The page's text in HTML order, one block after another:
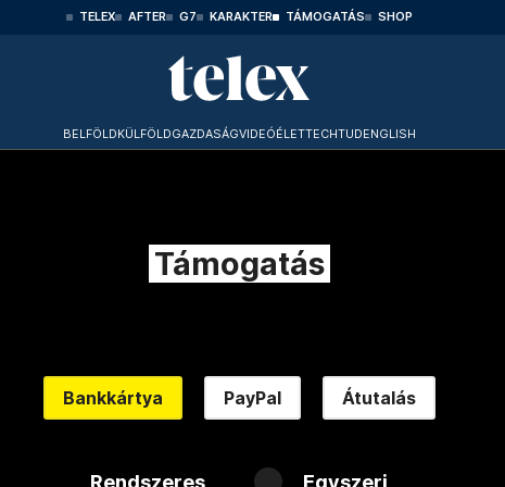
TELEX AFTER G7 KARAKTER TÁMOGATÁS SHOP
BELFÖLDKÜLFÖLDGAZDASÁGVIDEÓÉLETTECHTUDENGLISH
Támogatás
Bankkártya PayPal Átutalás
Rendszeres Egyszeri